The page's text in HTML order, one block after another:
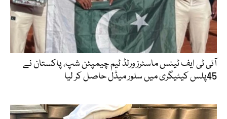
آئی ٹی ایف ٹینس ماسٹرز ورلڈ ٹیم چیمپئن شپ، پاکستان نے
45پلس کیٹیگری میں سلور میڈل حاصل کر لیا